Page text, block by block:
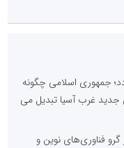
جمهوری اسلامی چگونه
جدید غرب آسیا تبدیل می
گرو فناوری‌های نوین و